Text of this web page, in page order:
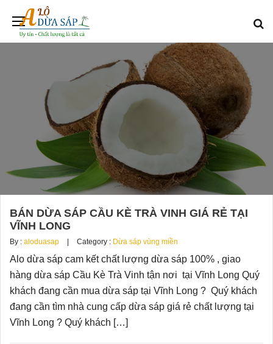
BÁN DỪA SÁP CẦU KÈ TRÀ VINH GIÁ RẺ TẠI
VĨNH LONG
By : aloduasap Category : Dừa sáp vùng miền
Alo dừa sáp cam kết chất lượng dừa sáp 100% , giao
hàng dừa sáp Cầu Kè Trà Vinh tận nơi tại Vĩnh Long Quý
khách đang cần mua dừa sáp tại Vĩnh Long ? Quý khách
đang cần tìm nhà cung cấp dừa sáp giá rẻ chất lượng tại
Vĩnh Long ? Quý khách […]